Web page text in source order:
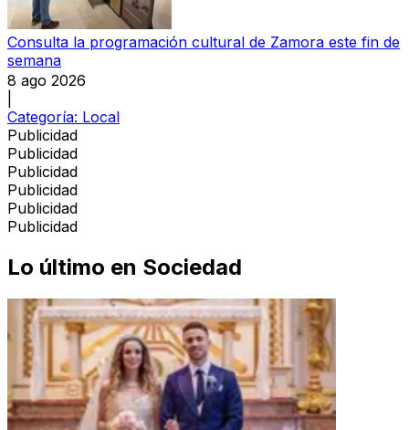
Consulta la programación cultural de Zamora este fin de
semana
8 ago 2026
Categoría: Local
Publicidad
Publicidad
Publicidad
Publicidad
Publicidad
Publicidad
Lo último en Sociedad